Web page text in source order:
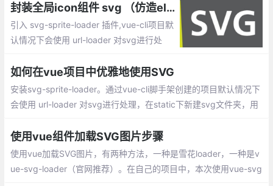
封装全局icon组件 svg （仿造element-ui源码）
引入 svg-sprite-loader 插件,vue-cli项目默
认情况下会使用 url-loader 对svg进行处
们引入svg-sprite-loader 会引发一些冲突。
使用 webpack 的 exclude和 include
如何在vue项目中优雅地使用SVG
安装svg-sprite-loader。通过vue-cli脚手架创建的项目默认情况下
会使用 url-loader 对svg进行处理，在static下新建svg文件夹，用
后修改webpack.base.conf.js配置,这样svg-sprite-loader只会处
理我们指定的static/svg下的文件
使用vue组件加载SVG图片步骤
使用vue加载SVG图片，有两种方法，一种是雪花loader，一种是v
ue-svg-loader（官网推荐）。在自己的项目中，本次使用vue-svg